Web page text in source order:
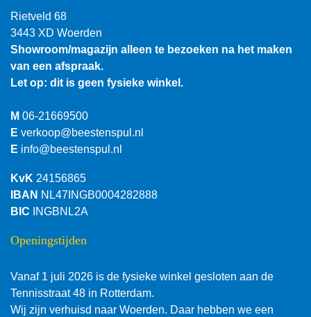
Rietveld 68
3443 XD Woerden
Showroom/magazijn alleen te bezoeken na het maken
van een afspraak.
Let op: dit is geen fysieke winkel.
M 06-21669500
E verkoop@beestenspul.nl
E info@beestenspul.nl
KvK 24156865
IBAN NL47INGB0004282888
BIC INGBNL2A
Openingstijden
Vanaf 1 juli 2026 is de fysieke winkel gesloten aan de
Tennisstraat 48 in Rotterdam.
Wij zijn verhuisd naar Woerden. Daar hebben we een